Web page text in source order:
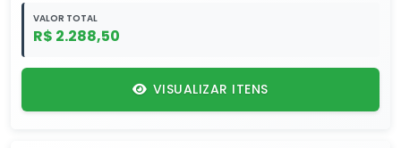
VALOR TOTAL
R$ 2.288,50
VISUALIZAR ITENS